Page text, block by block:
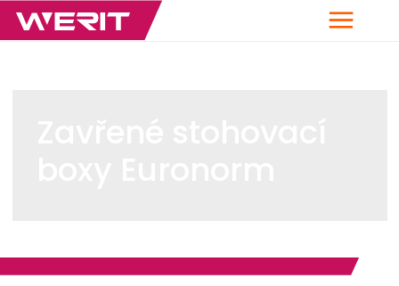
Menu